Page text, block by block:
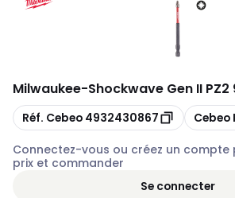
Milwaukee-Shockwave Gen II
Copier
Réf. Cebeo 4932430867 Copier
Cebeo
Connectez-vous ou créez un
prix et commander
Se connecter